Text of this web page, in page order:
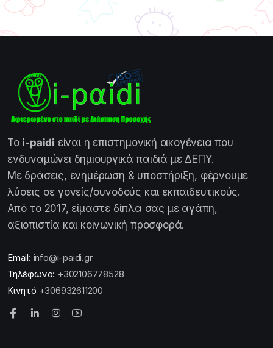
Το i-paidi είναι η επιστημονική οικογένεια που
ενδυναμώνει δημιουργικά παιδιά με ΔΕΠΥ.
Με δράσεις, ενημέρωση & υποστήριξη, φέρνουμε
λύσεις σε γονείς/συνοδούς και εκπαιδευτικούς.
Από το 2017, είμαστε δίπλα σας με αγάπη,
αξιοπιστία και κοινωνική προσφορά.
Email: info@i-paidi.gr
Τηλέφωνο: +302106778528
Κινητό +306932611200